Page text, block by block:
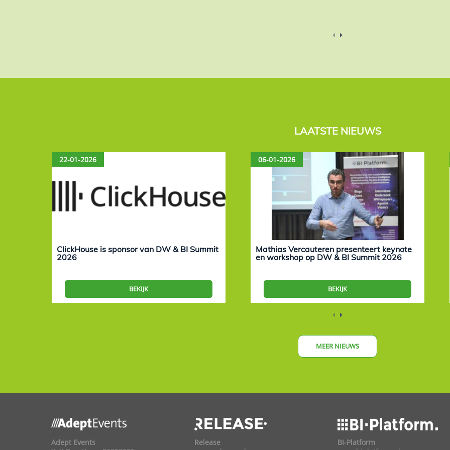
LAATSTE NIEUWS
22-01-2026
ClickHouse is sponsor van DW & BI Summit
2026
BEKIJK
06-01-2026
Mathias Vercauteren presenteert keynote
en workshop op DW & BI Summit 2026
BEKIJK
MEER NIEUWS
Adept Events
Release
BI-Platform